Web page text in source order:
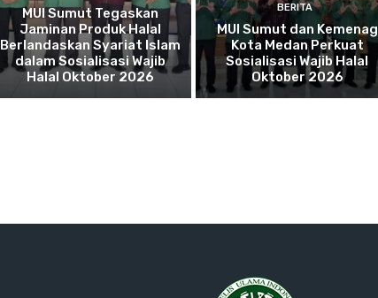
MUI Sumut Tegaskan
Jaminan Produk Halal
Berlandaskan Syariat Islam
dalam Sosialisasi Wajib
Halal Oktober 2026
BERITA
MUI Sumut dan Kemenag
Kota Medan Perkuat
Sosialisasi Wajib Halal
Oktober 2026